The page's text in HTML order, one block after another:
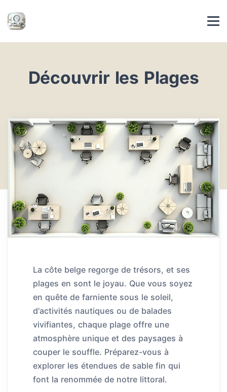
Découvrir les Plages
La côte belge regorge de trésors, et ses
plages en sont le joyau. Que vous soyez
en quête de farniente sous le soleil,
d'activités nautiques ou de balades
vivifiantes, chaque plage offre une
atmosphère unique et des paysages à
couper le souffle. Préparez-vous à
explorer les étendues de sable fin qui
font la renommée de notre littoral.